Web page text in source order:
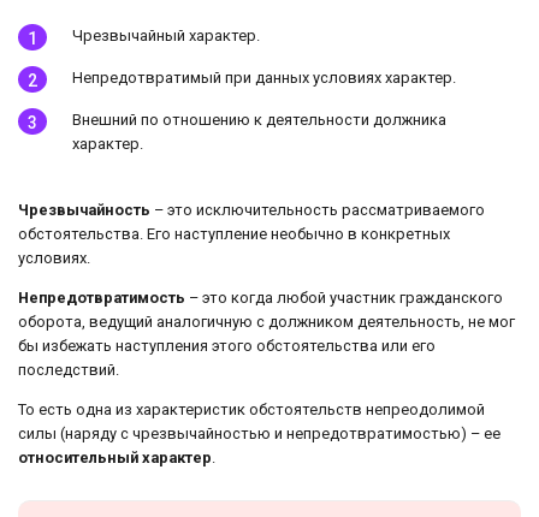
Чрезвычайный характер.
Непредотвратимый при данных условиях характер.
Внешний по отношению к деятельности должника
характер.
Чрезвычайность – это исключительность рассматриваемого
обстоятельства. Его наступление необычно в конкретных
условиях.
Непредотвратимость – это когда любой участник гражданского
оборота, ведущий аналогичную с должником деятельность, не мог
бы избежать наступления этого обстоятельства или его
последствий.
То есть одна из характеристик обстоятельств непреодолимой
силы (наряду с чрезвычайностью и непредотвратимостью) – ее
относительный характер